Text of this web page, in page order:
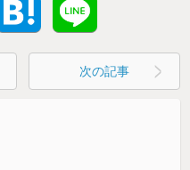
次の記事